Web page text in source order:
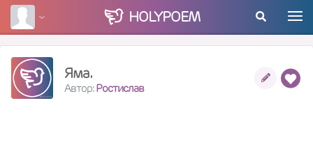
HOLYPOEM
Яма.
Автор:Ростислав